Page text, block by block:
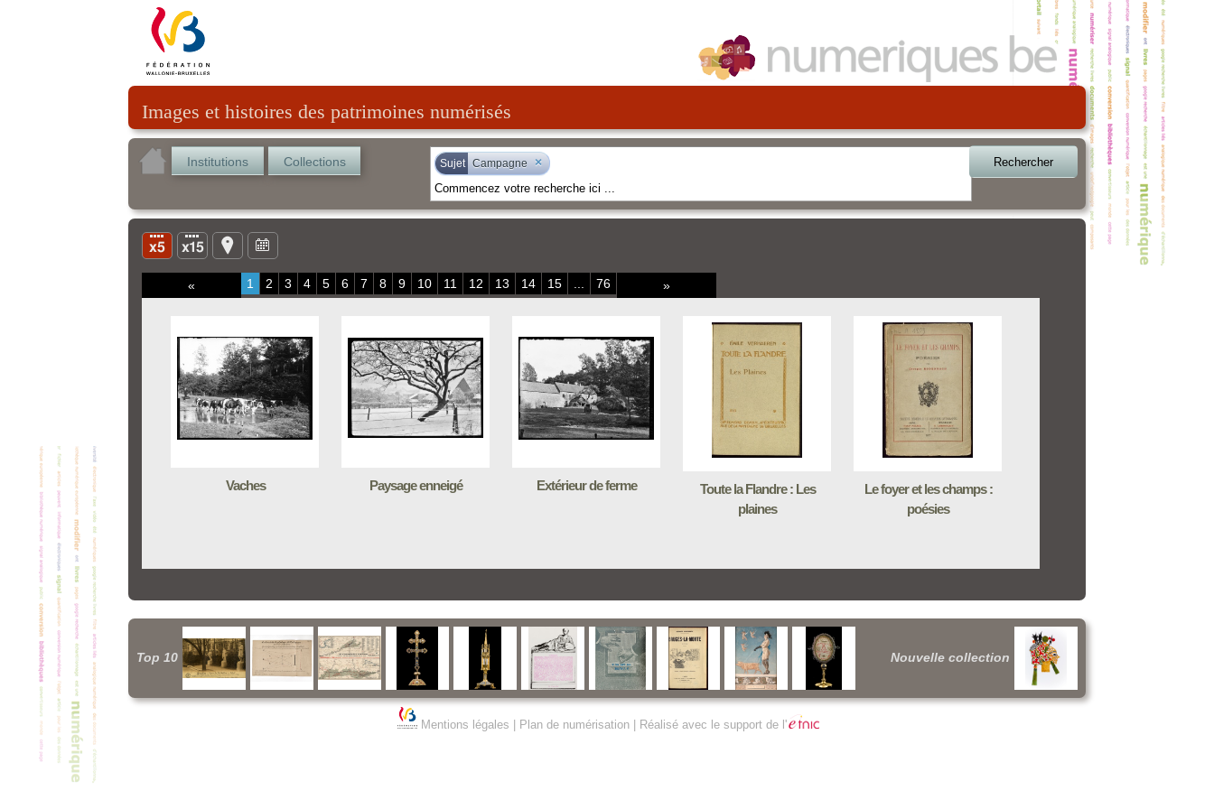
Images et histoires des patrimoines numérisés
Institutions Collections Sujet Campagne × Rechercher
« 1 2 3 4 5 6 7 8 9 10 11 12 13 14 15 76 »
Vaches Paysage enneigé Extérieur de ferme
Toute la Flandre : Les
plaines
Le foyer et les champs :
poésies
Top 10 Nouvelle collection
Mentions légales Plan de numérisation| Réalisé avec le support de l'